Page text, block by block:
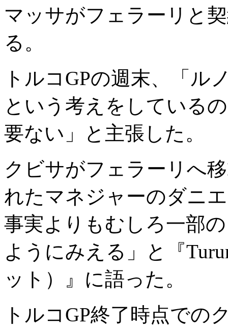
マッサがフェラーリと
る。
トルコGPの週末、「ル
という考えをしている
要ない」と主張した。
クビサがフェラーリへ
れたマネジャーのダニ
事実よりもむしろ一部
ようにみえる」と『
ット）』に語った。
トルコGP終了時点での